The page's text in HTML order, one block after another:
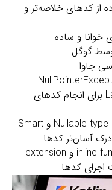
از کدهای خلاصه‌تر و
خوانا و ساده
گوگل
جاوا
استفاده از Lambda expressions برای انجام کدهای
برخورداری از قابلیت‌هایNullable type system و Smart
داشتن ویژگی‌هایی مانند inline functions و extension